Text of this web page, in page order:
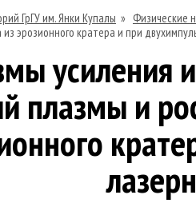
ГрГУ им. Янки Купалы » Физические
эрозионного кратера и при
усиления
плазмы и